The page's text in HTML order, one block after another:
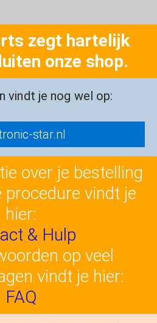
zegt hartelijk
onze shop.
vindt je nog wel op:
star.nl
over je bestelling
procedure vindt je
hier:
& Hulp
op veel
vindt je hier:
FAQ